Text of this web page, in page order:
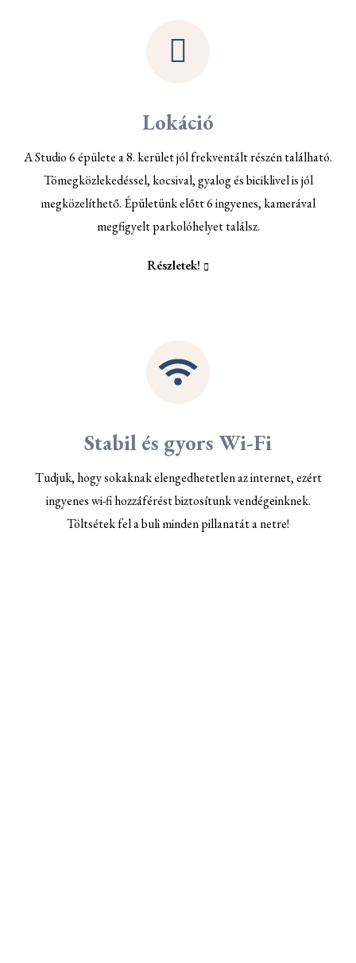
Lokáció
A Studio 6 épülete a 8. kerület jól frekventált részén található.
Tömegközlekedéssel, kocsival, gyalog és biciklivel is jól
megközelíthető. Épületünk előtt 6 ingyenes, kamerával
megfigyelt parkolóhelyet találsz.
Részletek!
Stabil és gyors Wi-Fi
Tudjuk, hogy sokaknak elengedhetetlen az internet, ezért
ingyenes wi-fi hozzáférést biztosítunk vendégeinknek.
Töltsétek fel a buli minden pillanatát a netre!